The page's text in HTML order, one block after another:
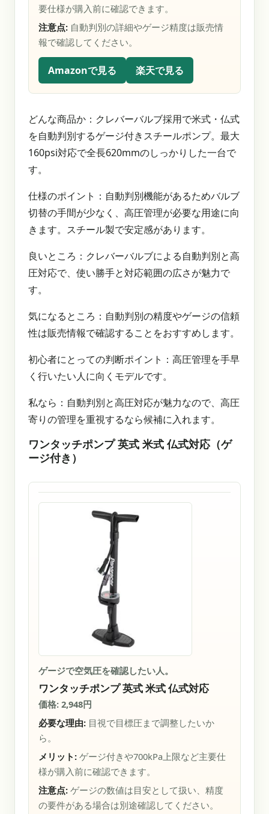
要仕様が購入前に確認できます。
注意点: 自動判別の詳細やゲージ精度は販売情
報で確認してください。
Amazonで見る 楽天で見る
どんな商品か：クレバーバルブ採用で米式・仏式
を自動判別するゲージ付きスチールポンプ。最大
160psi対応で全長620mmのしっかりした一台で
す。
仕様のポイント：自動判別機能があるためバルブ
切替の手間が少なく、高圧管理が必要な用途に向
きます。スチール製で安定感があります。
良いところ：クレバーバルブによる自動判別と高
圧対応で、使い勝手と対応範囲の広さが魅力で
す。
気になるところ：自動判別の精度やゲージの信頼
性は販売情報で確認することをおすすめします。
初心者にとっての判断ポイント：高圧管理を手早
く行いたい人に向くモデルです。
私なら：自動判別と高圧対応が魅力なので、高圧
寄りの管理を重視するなら候補に入れます。
ワンタッチポンプ 英式 米式 仏式対応（ゲ
ージ付き）
ゲージで空気圧を確認したい人。
ワンタッチポンプ 英式 米式 仏式対応
価格: 2,948円
必要な理由: 目視で目標圧まで調整したいか
ら。
メリット: ゲージ付きや700kPa上限など主要仕
様が購入前に確認できます。
注意点: ゲージの数値は目安として扱い、精度
の要件がある場合は別途確認してください。